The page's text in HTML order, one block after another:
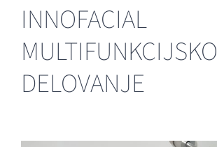
INNOFACIAL
MULTIFUNKCIJSKO
DELOVANJE